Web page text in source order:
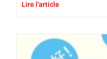
Lire l'article